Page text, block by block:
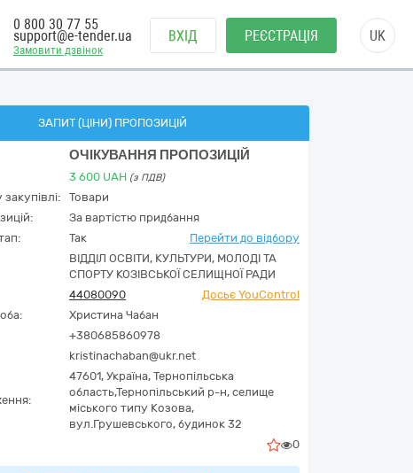
Замовити дзвінок
0 800 30 77 55
support@e-tender.ua ВХІД РЕЄСТРАЦІЯ UK
ЗАПИТ (ЦІНИ) ПРОПОЗИЦІЙ
ОЧІКУВАННЯ ПРОПОЗИЦІЙ
3 600 UAH (з ПДВ)
Товари
За вартістю придбання
Так Перейти до відбору
ВІДДІЛ ОСВІТИ, КУЛЬТУРИ, МОЛОДІ ТА
СПОРТУ КОЗІВСЬКОЇ СЕЛИЩНОЇ РАДИ
44080090
Досьє YouControl
Христина Чабан
+380685860978
kristinachaban@ukr.net
47601, Україна, Тернопільська
область,Тернопільський р-н, селище
міського типу Козова,
вул.Грушевського, будинок 32
0